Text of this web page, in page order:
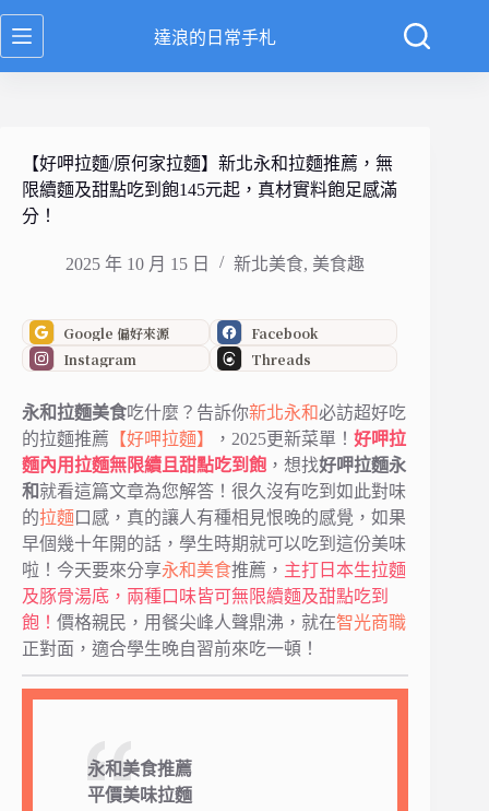
跳
至
達浪的日常手札
【好呷拉麵/原何家拉麵】新北永和拉麵推薦，無
限續麵及甜點吃到飽145元起，真材實料飽足感滿
分！
2025 年 10 月 15 日 新北美食, 美食趣
Google 偏好來源
Facebook
Instagram
Threads
永和拉麵美食吃什麼？告訴你新北永和必訪超好吃
的拉麵推薦 【好呷拉麵】 ，2025更新菜單！ 好呷拉
麵內用拉麵無限續且甜點吃到飽 ，想找好呷拉麵永
和就看這篇文章為您解答！很久沒有吃到如此對味
的拉麵 口感，真的讓人有種相見恨晚的感覺，如果
早個幾十年開的話，學生時期就可以吃到這份美味
啦！今天要來分享永和美食推薦， 主打日本生拉麵
及豚骨湯底，兩種口味皆可無限續麵及甜點吃到
飽！ 價格親民，用餐尖峰人聲鼎沸，就在智光商職
正對面，適合學生晚自習前來吃一頓！
永和美食推薦
平價美味拉麵